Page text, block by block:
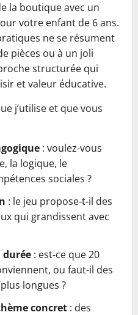
la boutique avec un
votre enfant de 6 ans.
ne se résument
pièces ou à un joli
structurée qui
et valeur éducative.
j’utilise et que vous
: voulez-vous
la logique, le
sociales ?
: le jeu propose-t-il des
qui grandissent avec
durée : est-ce que 20
ou faut-il des
longues ?
concret : des